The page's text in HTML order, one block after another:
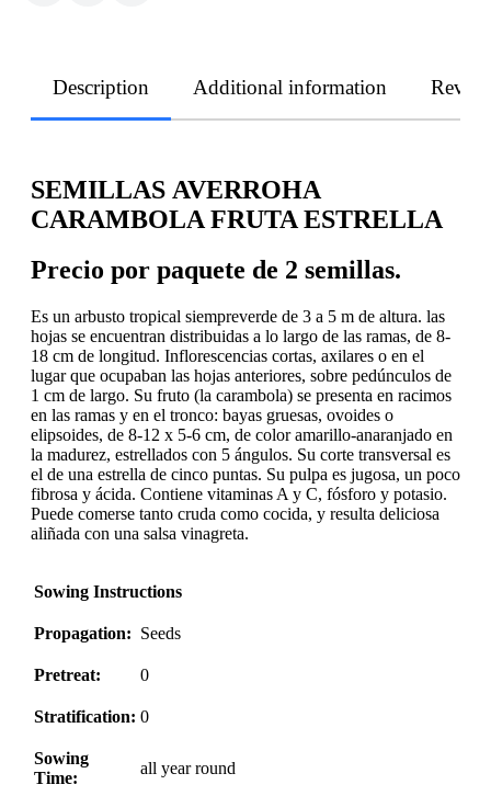
Description Additional information
SEMILLAS AVERROHA
CARAMBOLA FRUTA ESTRELLA
Precio por paquete de 2 semillas.
Es un arbusto tropical siempreverde de 3 a 5 m de altura. las
hojas se encuentran distribuidas a lo largo de las ramas, de 8-
18 cm de longitud. Inflorescencias cortas, axilares o en el
lugar que ocupaban las hojas anteriores, sobre pedúnculos de
1 cm de largo. Su fruto (la carambola) se presenta en racimos
en las ramas y en el tronco: bayas gruesas, ovoides o
elipsoides, de 8-12 x 5-6 cm, de color amarillo-anaranjado en
la madurez, estrellados con 5 ángulos. Su corte transversal es
el de una estrella de cinco puntas. Su pulpa es jugosa, un poco
fibrosa y ácida. Contiene vitaminas A y C, fósforo y potasio.
Puede comerse tanto cruda como cocida, y resulta deliciosa
aliñada con una salsa vinagreta.
Sowing Instructions
Propagation: Seeds
Pretreat: 0
Stratification: 0
Sowing
Time:
all year round